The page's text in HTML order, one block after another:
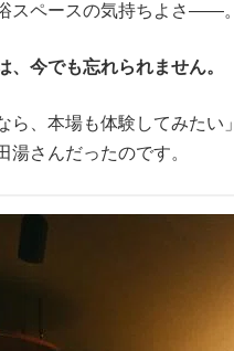
スペースの気持ちよさ——。
今でも忘れられません。
ら、本場も体験してみたい」
湯さんだったのです。